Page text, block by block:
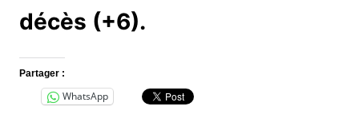
décès (+6).
Partager :
WhatsApp